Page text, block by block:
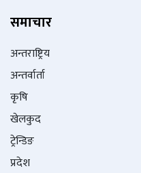
समाचार
अन्तराष्ट्रिय
अन्तर्वार्ता
कृषि
खेलकुद
ट्रेन्डिङ
प्रदेश